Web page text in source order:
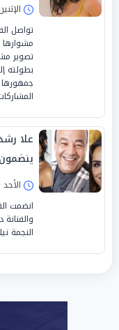
الإثنين 16/يونيو/2025 - 10:42 م
تواصل
مشوارها
تصوير
بطولته
علا
الأحد 21/يناير/2024 - 03:59 م
انضمت
النجمة